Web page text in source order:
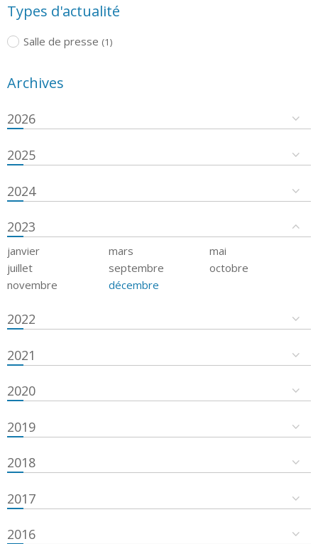
Types d'actualité
Salle de presse (1)
Archives
2026
2025
2024
2023
janvier mars
mai
juillet
septembre
octobre
novembre
décembre
2022
2021
2020
2019
2018
2017
2016